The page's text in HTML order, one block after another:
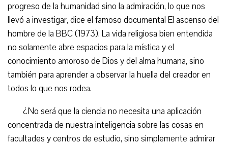
progreso de la humanidad sino la admiración, lo que nos
llevó a investigar, dice el famoso documental El ascenso del
hombre de la BBC (1973). La vida religiosa bien entendida
no solamente abre espacios para la mística y el
conocimiento amoroso de Dios y del alma humana, sino
también para aprender a observar la huella del creador en
todos lo que nos rodea.
¿No será que la ciencia no necesita una aplicación
concentrada de nuestra inteligencia sobre las cosas en
facultades y centros de estudio, sino simplemente admirar